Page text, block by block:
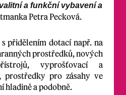
a funkční vybavení a
Petra Pecková.
přidělením dotací např. na
prostředků, nových
vyprošťovací a
prostředky pro zásahy ve
hladině a podobně.